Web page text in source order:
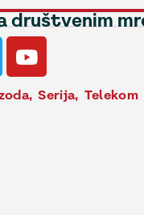
društvenim
,Serija, Telekom